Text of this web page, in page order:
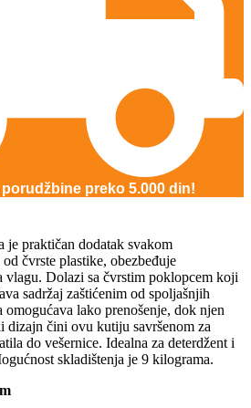
preko 5.000 din!
je praktičan dodatak svakom
čvrste plastike, obezbeđuje
vlagu. Dolazi sa čvrstim poklopcem koji
sadržaj zaštićenim od spoljašnjih
lako prenošenje, dok njen
čini ovu kutiju savršenom za
do vešernice. Idealna za deterdžent i
skladištenja je 9 kilograma.